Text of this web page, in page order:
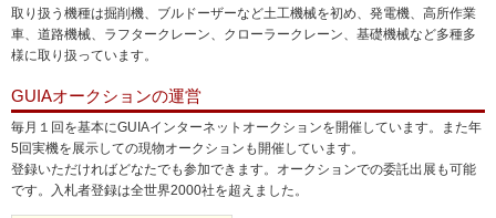
取り扱う機種は掘削機、ブルドーザーなど土工機械を初め、発電機、高所作業
車、道路機械、ラフタークレーン、クローラークレーン、基礎機械など多種多
様に取り扱っています。
GUIAオークションの運営
毎月１回を基本にGUIAインターネットオークションを開催しています。また年
5回実機を展示しての現物オークションも開催しています。
登録いただければどなたでも参加できます。オークションでの委託出展も可能
です。入札者登録は全世界2000社を超えました。